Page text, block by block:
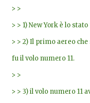
> >
> > 1) New York è lo
> > 2) Il primo aereo
fu il volo numero 11.
> >
> > 3) il volo numero 11